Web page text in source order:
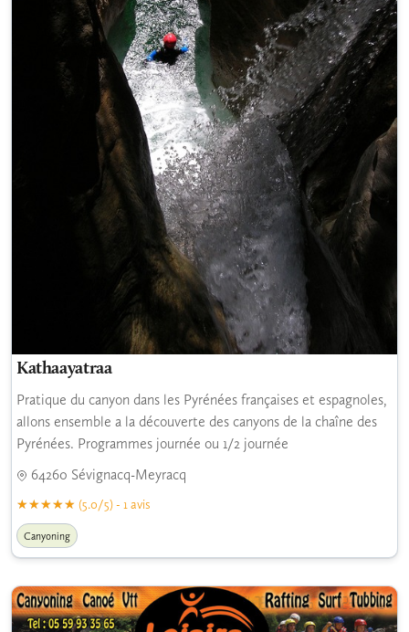
Kathaayatraa
Pratique du canyon dans les Pyrénées françaises et espagnoles,
allons ensemble a la découverte des canyons de la chaîne des
Pyrénées. Programmes journée ou 1/2 journée
64260 Sévignacq-Meyracq
(5.0/5) - 1 avis
Canyoning